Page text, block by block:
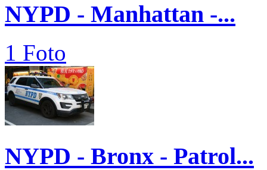
NYPD - Manhattan -...
1 Foto
NYPD - Bronx - Patrol...